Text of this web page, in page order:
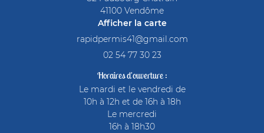
41100 Vendôme
Afficher la carte
02 54 77 30 23
Horaires d'ouverture :
Le mardi et le vendredi de
10h à 12h et de 16h à 18h
Le mercredi
16h à 18h30